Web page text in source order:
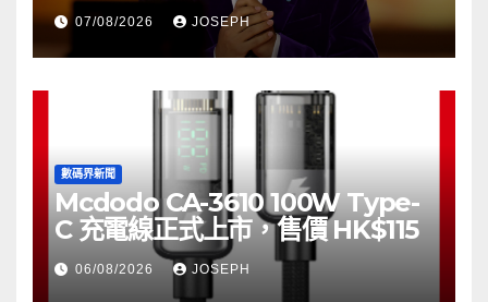
07/08/2026 JOSEPH
數碼界新聞
Mcdodo CA-3610 100W Type-
C 充電線正式上市，售價 HK$115
06/08/2026 JOSEPH